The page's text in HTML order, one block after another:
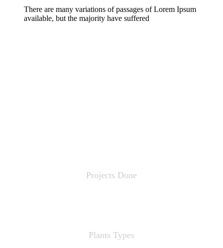
There are many variations of passages of Lorem Ipsum
available, but the majority have suffered
Projects Done
Plants Types